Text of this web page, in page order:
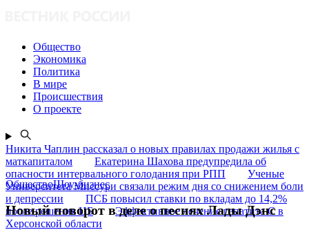
Общество
Экономика
Политика
В мире
Происшествия
О проекте
Никита Чаплин рассказал о новых правилах продажи жилья с
маткапиталом
Екатерина Шахова предупредила об
опасности интервального голодания при РПП
Ученые
Университета Миссури связали режим дня со снижением боли
и депрессии
ПСБ повысил ставки по вкладам до 14,2%
после решения ЦБ
Эффективное лечение гепатита C в
Херсонской области
ОбществоШоу-бизнес
Новый поворот в деле о песнях Лады Дэнс